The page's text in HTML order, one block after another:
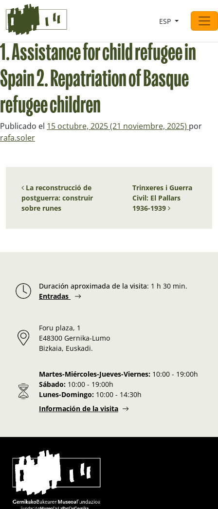
Saltar al contingut
Navegación principal
ESP
1. Assistance for child refugee in
Spain 2. Repatriation of Basque
refugee children
Publicado el 15 octubre, 2025(21 noviembre, 2025) por
rafa.soler
Navegación de entradas
La reconstrucció de
postguerra: construir
sobre runes
Trinxeres i Guerra
Civil: El Pallars
1936-1939
Duración aproximada de la visita: 1 h 30 min.
Entradas
Foru plaza, 1
E48300 Gernika-Lumo
Bizkaia, Euskadi.
Martes-Miércoles-Jueves-Viernes: 10:00 - 19:00h
Sábado: 10:00 - 19:00h
Lunes-Domingo: 10:00 - 14:30h
Información de la visita